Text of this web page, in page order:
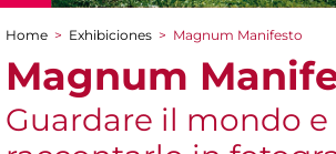
You are here
Home > Exhibiciones > Magnum Manifesto
Magnum
Guardare il mondo e